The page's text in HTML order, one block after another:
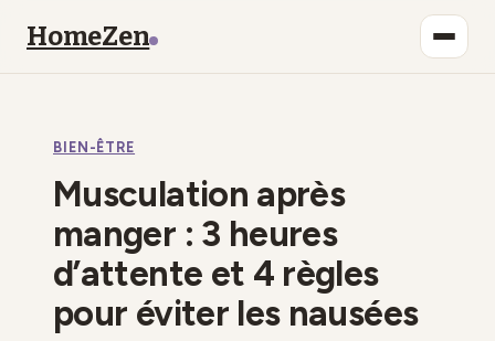
HomeZen
Mode
Déco
BIEN-ÊTRE
Musculation après
manger : 3 heures
d’attente et 4 règles
pour éviter les nausées